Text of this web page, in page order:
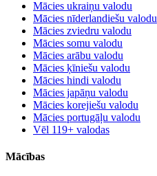
Mācies ukraiņu valodu
Mācies nīderlandiešu valodu
Mācies zviedru valodu
Mācies somu valodu
Mācies arābu valodu
Mācies ķīniešu valodu
Mācies hindi valodu
Mācies japāņu valodu
Mācies korejiešu valodu
Mācies portugāļu valodu
Vēl 119+ valodas
Mācības